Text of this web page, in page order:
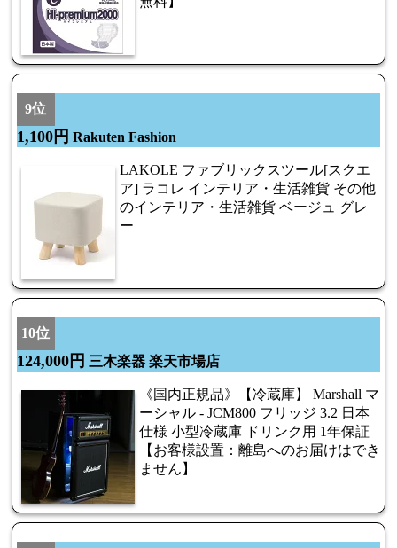
9位
1,100円 Rakuten Fashion
LAKOLE ファブリックスツール[スクエ
ア] ラコレ インテリア・生活雑貨 その他
のインテリア・生活雑貨 ベージュ グレ
ー
10位
124,000円 三木楽器 楽天市場店
《国内正規品》【冷蔵庫】 Marshall マ
ーシャル - JCM800 フリッジ 3.2 日本
仕様 小型冷蔵庫 ドリンク用 1年保証
【お客様設置：離島へのお届けはでき
ません】